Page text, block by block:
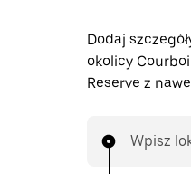
Dodaj
okolicy
Reserve z
Wpisz